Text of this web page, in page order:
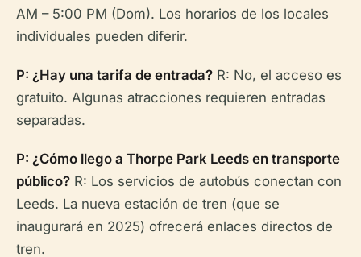
AM – 5:00 PM (Dom). Los horarios de los locales
individuales pueden diferir.
P: ¿Hay una tarifa de entrada? R: No, el acceso es
gratuito. Algunas atracciones requieren entradas
separadas.
P: ¿Cómo llego a Thorpe Park Leeds en transporte
público? R: Los servicios de autobús conectan con
Leeds. La nueva estación de tren (que se
inaugurará en 2025) ofrecerá enlaces directos de
tren.